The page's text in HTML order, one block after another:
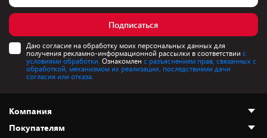
Подписаться
Даю согласие на обработку моих персональных данных для
получения рекламно-информационной рассылки в соответствии с
условиями обработки. Ознакомлен с разъяснением прав, связанных с
обработкой, механизмом их реализации, последствиями дачи
согласия или отказа.
Компания
Покупателям